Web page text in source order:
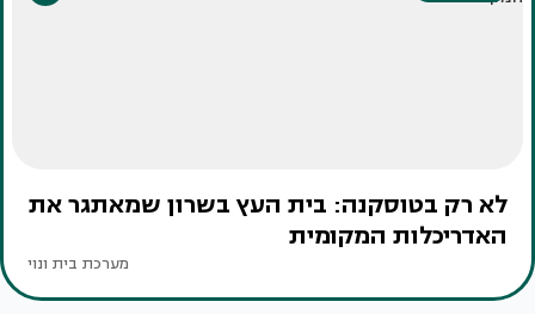
לא רק בטוסקנה: בית העץ בשרון שמאתגר את
האדריכלות המקומית
מערכת בית ונוי